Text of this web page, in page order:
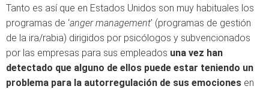
Tanto es así que en Estados Unidos son muy habituales los
programas de ‘anger management’ (programas de gestión
de la ira/rabia) dirigidos por psicólogos y subvencionados
por las empresas para sus empleados una vez han
detectado que alguno de ellos puede estar teniendo un
problema para la autorregulación de sus emociones en